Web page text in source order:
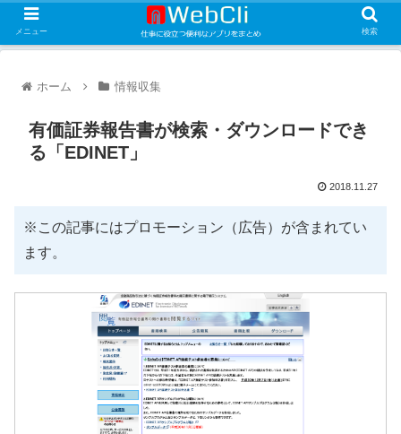
ホーム 情報収集
有価証券報告書が検索・ダウンロードでき
る「EDINET」
2018.11.27
※この記事にはプロモーション（広告）が含まれてい
ます。
メニュー 検索